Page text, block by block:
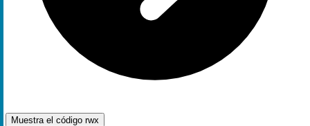
Muestra el código rwx